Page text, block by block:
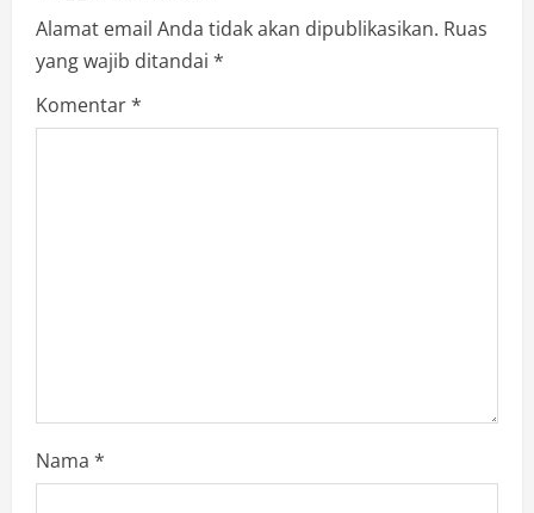
e
R
e
Alamat email Anda tidak akan dipublikasikan. Ruas
yang wajib ditandai *
Komentar*
Nama *